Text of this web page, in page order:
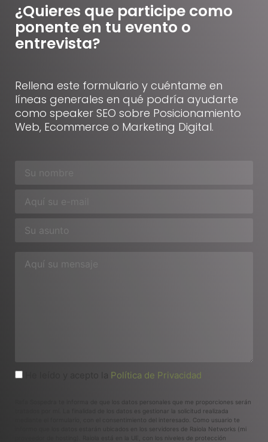
¿Quieres que participe como
ponente en tu evento o
entrevista?
Rellena este formulario y cuéntame en
líneas generales en qué podría ayudarte
como speaker SEO sobre Posicionamiento
Web, Ecommerce o Marketing Digital.
He leído y acepto la Política de Privacidad
Rafa Sospedra te informa de que los datos personales que me proporciones serán
tratados por mí. La finalidad de los datos es gestionar la solicitud realizada
mediante el formulario, con el consentimiento del interesado. Como usuario te
informo que los datos estarán ubicados en los servidores de Raiola Networks (mi
proveedor de hosting). Raiola está en la UE, con los niveles de protección